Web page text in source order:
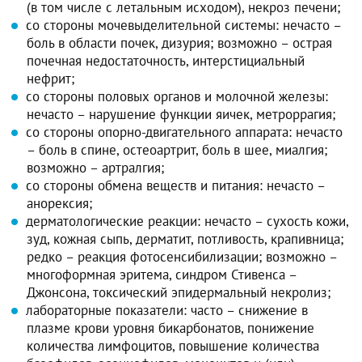
(в том числе с летальным исходом), некроз печени;
со стороны мочевыделительной системы: нечасто –
боль в области почек, дизурия; возможно – острая
почечная недостаточность, интерстициальный
нефрит;
со стороны половых органов и молочной железы:
нечасто – нарушение функции яичек, метроррагия;
со стороны опорно-двигательного аппарата: нечасто
– боль в спине, остеоартрит, боль в шее, миалгия;
возможно – артралгия;
со стороны обмена веществ и питания: нечасто –
анорексия;
дерматологические реакции: нечасто – сухость кожи,
зуд, кожная сыпь, дерматит, потливость, крапивница;
редко – реакция фотосенсибилизации; возможно –
многоформная эритема, синдром Стивенса –
Джонсона, токсический эпидермальный некролиз;
лабораторные показатели: часто – снижение в
плазме крови уровня бикарбонатов, понижение
количества лимфоцитов, повышение количества